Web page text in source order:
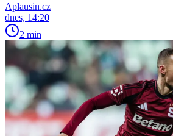
Aplausin.cz
dnes, 14:20
2 min